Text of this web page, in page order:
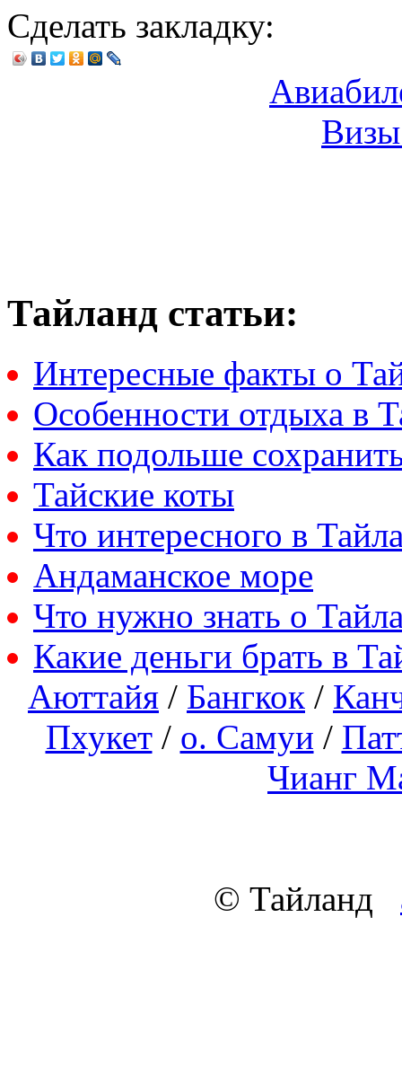
Сделать закладку:
Тайланд статьи:
Интересные факты о
Особенности отдыха в
Как подольше
Тайские коты
Что интересного в
Андаманское море
Что нужно знать о
Какие деньги брать в
Аюттайя / Бангкок /
Пхукет/ о. Самуи /
Чианг
© Тайланд